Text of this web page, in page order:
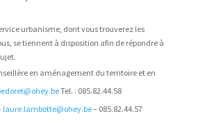
urbanisme, dont vous trouverez les
se tiennent à disposition afin de répondre à
en aménagement du territoire et en
Tel. : 085.82.44.58
laure.lambotte@ohey.be– 085.82.44.57